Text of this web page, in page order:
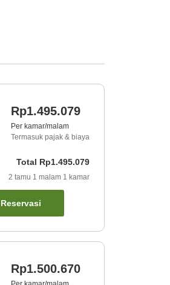
Rp1.495.079
Per kamar/malam
Termasuk pajak & biaya
Total Rp1.495.079
2 tamu 1 malam 1 kamar
Reservasi
Rp1.500.670